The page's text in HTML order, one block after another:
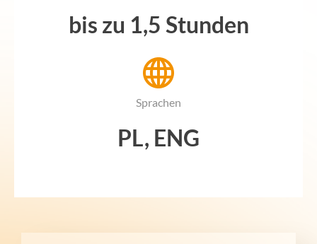
bis zu 1,5 Stunden
Sprachen
PL, ENG